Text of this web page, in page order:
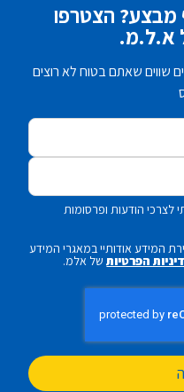
הצטרפו
א.ל.מ.
שאתם בטוח לא רוצים
הודעות ופרסומות
המידע אודותיי במאגרי המידע
הפרטיותשל אלמ.